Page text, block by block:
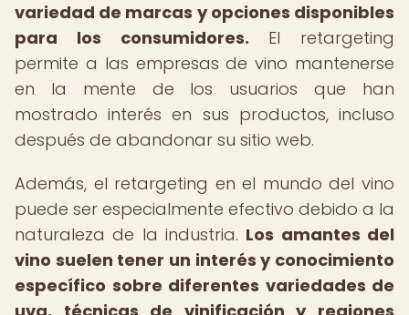
variedad de marcas y opciones disponibles
para los consumidores. El retargeting
permite a las empresas de vino mantenerse
en la mente de los usuarios que han
mostrado interés en sus productos, incluso
después de abandonar su sitio web.
Además, el retargeting en el mundo del vino
puede ser especialmente efectivo debido a la
naturaleza de la industria. Los amantes del
vino suelen tener un interés y conocimiento
específico sobre diferentes variedades de